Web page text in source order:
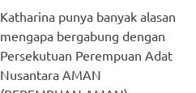
Katharina punya banyak alasan
mengapa bergabung dengan
Persekutuan Perempuan Adat
Nusantara AMAN